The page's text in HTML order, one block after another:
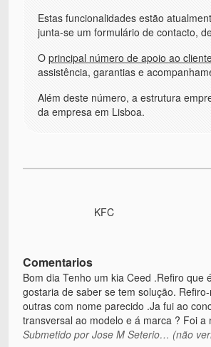
Estas funcionalidades estão
junta-se um formulário de contacto,
O principal número de apoio ao
assistência, garantias e
Além deste número, a estrutura
da empresa em Lisboa.
KFC
Comentarios
Bom dia Tenho um kia Ceed .Refiro
gostaria de saber se tem solução.
outras com nome parecido .Ja fui ao
transversal ao modelo e á marca ? Foi
Submetido porJose M Seterio… (não